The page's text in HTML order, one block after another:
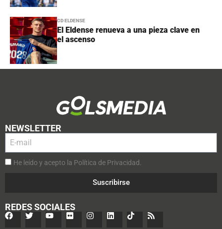
CD ELDENSE
El Eldense renueva a una pieza clave en
el ascenso
NEWSLETTER
He leído y acepto la Política de Privacidad.
Suscribirse
REDES SOCIALES